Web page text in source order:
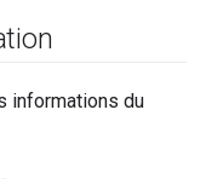
informations du